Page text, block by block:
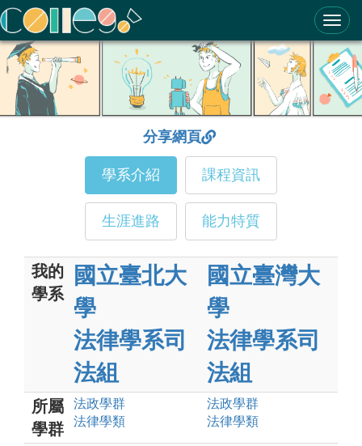
ColleGo! 大學選才與高中育才輔助系統
分享網頁
學系介紹 課程資訊
生涯進路 能力特質
我的
學系
國立臺北大
學
法律學系司
法組
國立臺灣大
學
法律學系司
法組
所屬
學群
法政學群
法律學類
法政學群
法律學類